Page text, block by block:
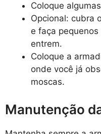
Coloque
Opcional: cubra
e faça
entrem.
Coloque a
onde você já
moscas.
Manutenção